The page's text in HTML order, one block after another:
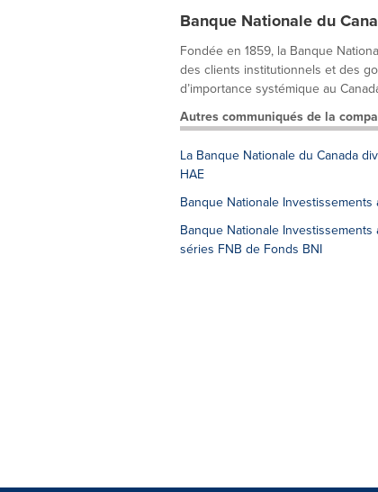
Banque Nationale du
Fondée en 1859, la Banque
des clients institutionnels et des
d’importance systémique au
Autres communiqués de la
La Banque Nationale du Canada
HAE
Banque Nationale
Banque Nationale
séries FNB de Fonds BNI